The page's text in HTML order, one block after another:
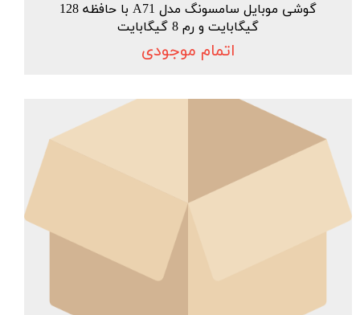
گوشی موبایل سامسونگ مدل A71 با حافظه 128
گیگابایت و رم 8 گیگابایت
اتمام موجودی